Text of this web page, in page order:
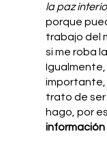
la paz
porque
trabajo del
si me roba
Igualmente,
importante,
trato de
hago, por